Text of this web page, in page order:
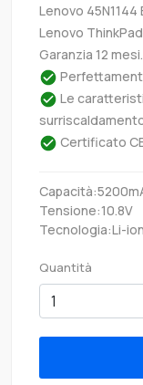
Lenovo
Lenovo
Garanzia 12 mesi.
Le
Certificato
Tensione:10.8V
Tecnologia:Li-ion
Quantità